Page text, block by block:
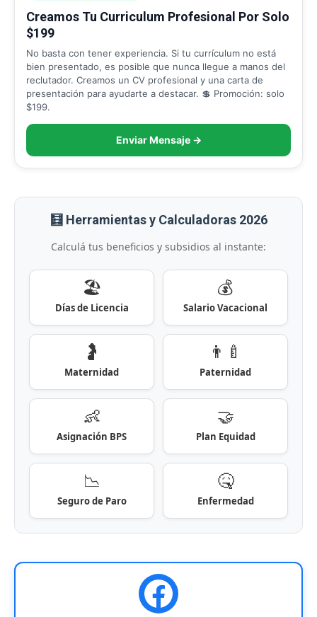
Creamos Tu Curriculum Profesional Por Solo
$199
No basta con tener experiencia. Si tu currículum no está
bien presentado, es posible que nunca llegue a manos del
reclutador. Creamos un CV profesional y una carta de
presentación para ayudarte a destacar. 💲 Promoción: solo
$199.
Enviar Mensaje →
🧮 Herramientas y Calculadoras 2026
Calculá tus beneficios y subsidios al instante:
🏖️
Días de Licencia
💰
Salario Vacacional
🤰
Maternidad
👨‍🍼
Paternidad
👶
Asignación BPS
🤝
Plan Equidad
📉
Seguro de Paro
🤒
Enfermedad